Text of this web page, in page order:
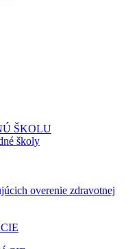
ŠKOLU
školy
overenie zdravotnej